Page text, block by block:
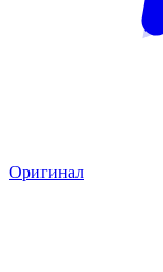
Оригинал